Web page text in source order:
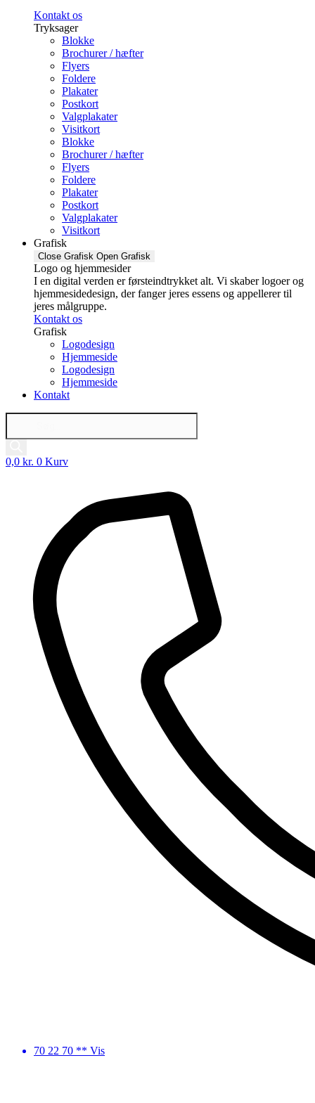
Kontakt os
Tryksager
Blokke
Brochurer / hæfter
Flyers
Foldere
Plakater
Postkort
Valgplakater
Visitkort
Blokke
Brochurer / hæfter
Flyers
Foldere
Plakater
Postkort
Valgplakater
Visitkort
Grafisk
Close Grafisk Open Grafisk
Logo og hjemmesider
I en digital verden er førsteindtrykket alt. Vi skaber logoer og
hjemmesidedesign, der fanger jeres essens og appellerer til
jeres målgruppe.
Kontakt os
Grafisk
Logodesign
Hjemmeside
Logodesign
Hjemmeside
Kontakt
Products
0,0 kr. 0 Kurv
70 22 70 ** Vis